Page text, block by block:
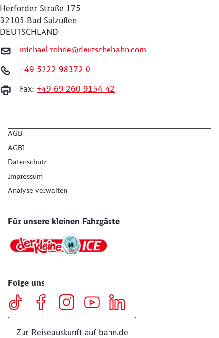
Herforder Straße 175
32105 Bad Salzuflen
DEUTSCHLAND
michael.rohde@deutschebahn.com
+49 5222 98372 0
Fax: +49 69 260 9154 42
AGB
AGBI
Datenschutz
Impressum
Analyse verwalten
Für unsere kleinen Fahrgäste
Folge uns
Zur Reiseauskunft auf bahn.de
Möchten Sie zu